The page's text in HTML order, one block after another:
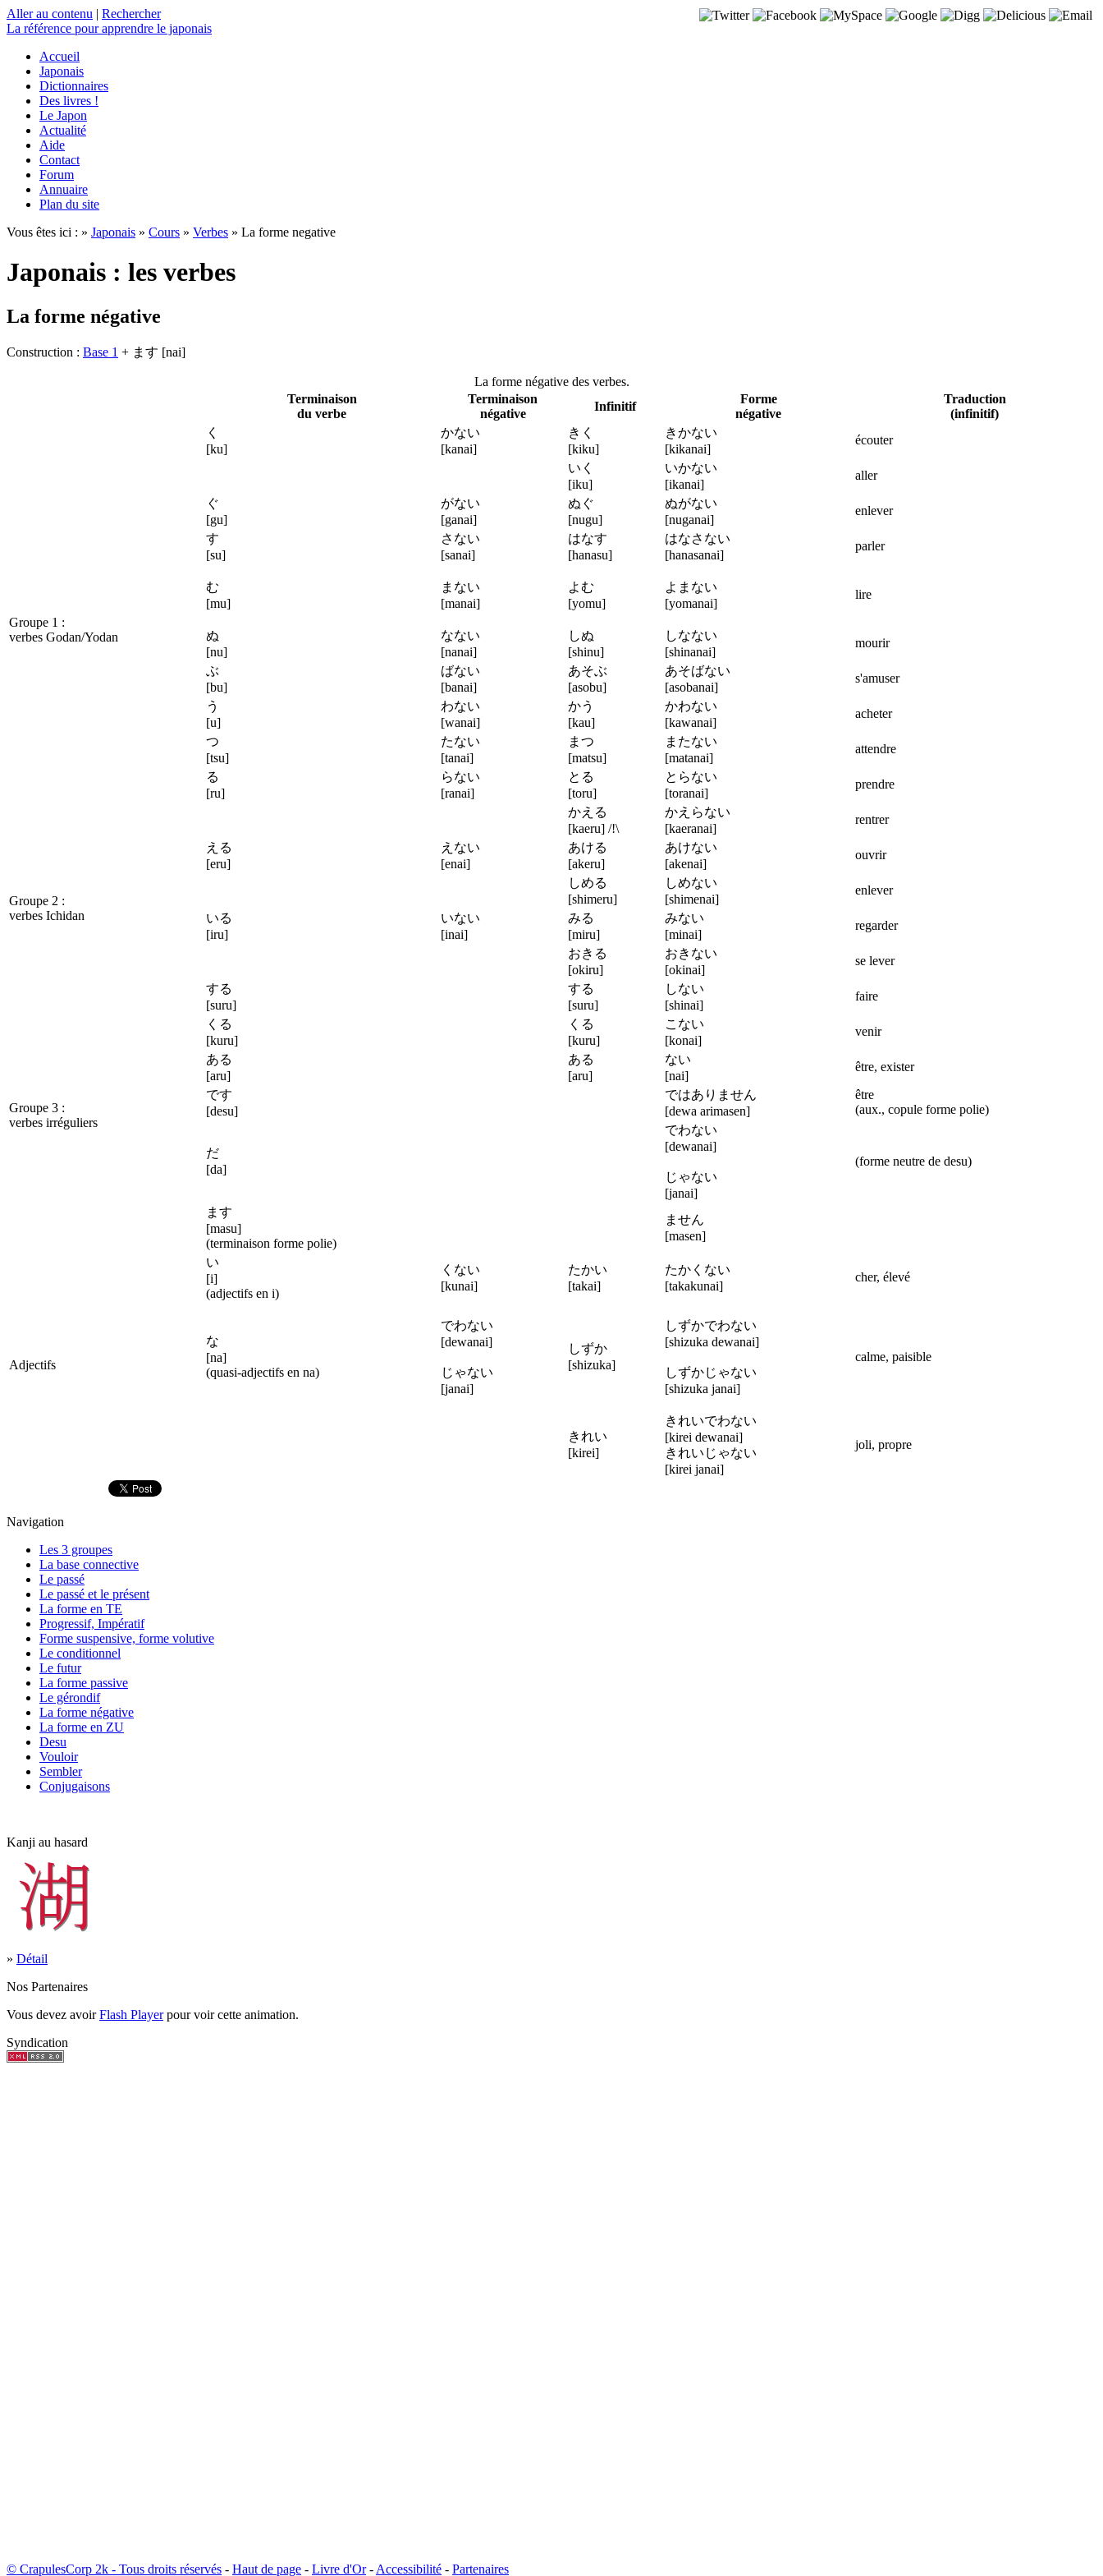
Aller au contenu | Rechercher
La référence pour apprendre le japonais
Accueil
Japonais
Dictionnaires
Des livres !
Le Japon
Actualité
Aide
Contact
Forum
Annuaire
Plan du site
Vous êtes ici : » Japonais » Cours » Verbes » La forme negative
Japonais : les verbes
La forme négative
Construction : Base 1 + ます [nai]
La forme négative des verbes.
Terminaison
du verbe
Terminaison
négative
Infinitif
Forme
négative
Traduction
(infinitif)
Groupe 1 :
verbes Godan/Yodan
く
[ku]
かない
[kanai]
きく
[kiku]
きかない
[kikanai]
écouter
いく
[iku]
いかない
[ikanai]
aller
ぐ
[gu]
がない
[ganai]
ぬぐ
[nugu]
ぬがない
[nuganai]
enlever
す
[su]
さない
[sanai]
はなす
[hanasu]
はなさない
[hanasanai]
parler
む
[mu]
まない
[manai]
よむ
[yomu]
よまない
[yomanai]
lire
ぬ
[nu]
なない
[nanai]
しぬ
[shinu]
しなない
[shinanai]
mourir
ぶ
[bu]
ばない
[banai]
あそぶ
[asobu]
あそばない
[asobanai]
s'amuser
う
[u]
わない
[wanai]
かう
[kau]
かわない
[kawanai]
acheter
つ
[tsu]
たない
[tanai]
まつ
[matsu]
またない
[matanai]
attendre
る
[ru]
らない
[ranai]
とる
[toru]
とらない
[toranai]
prendre
かえる
[kaeru] /!\
かえらない
[kaeranai]
rentrer
Groupe 2 :
verbes Ichidan
える
[eru]
えない
[enai]
あける
[akeru]
あけない
[akenai]
ouvrir
しめる
[shimeru]
しめない
[shimenai]
enlever
いる
[iru]
いない
[inai]
みる
[miru]
みない
[minai]
regarder
おきる
[okiru]
おきない
[okinai]
se lever
Groupe 3 :
verbes irréguliers
する
[suru]
する
[suru]
しない
[shinai]
faire
くる
[kuru]
くる
[kuru]
こない
[konai]
venir
ある
[aru]
ある
[aru]
ない
[nai]
être, exister
です
[desu]
ではありません
[dewa arimasen]
être
(aux., copule forme polie)
だ
[da]
でわない
[dewanai]
じゃない
[janai]
(forme neutre de desu)
ます
[masu]
(terminaison forme polie)
ません
[masen]
Adjectifs
い
[i]
(adjectifs en i)
くない
[kunai]
たかい
[takai]
たかくない
[takakunai]
cher, élevé
な
[na]
(quasi-adjectifs en na)
でわない
[dewanai]
じゃない
[janai]
しずか
[shizuka]
しずかでわない
[shizuka dewanai]
しずかじゃない
[shizuka janai]
calme, paisible
きれい
[kirei]
きれいでわない
[kirei dewanai]
きれいじゃない
[kirei janai]
joli, propre
Navigation
Les 3 groupes
La base connective
Le passé
Le passé et le présent
La forme en TE
Progressif, Impératif
Forme suspensive, forme volutive
Le conditionnel
Le futur
La forme passive
Le gérondif
La forme négative
La forme en ZU
Desu
Vouloir
Sembler
Conjugaisons
Kanji au hasard
» Détail
Nos Partenaires
Vous devez avoirFlash Playerpour voir cette animation.
Syndication
© CrapulesCorp 2k - Tous droits réservés - Haut de page - Livre d'Or- Accessibilité - Partenaires